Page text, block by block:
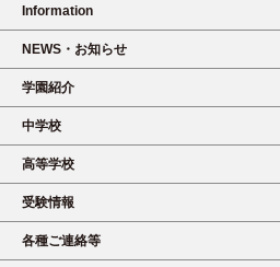
Information
NEWS・お知らせ
学園紹介
中学校
高等学校
受験情報
各種ご連絡等